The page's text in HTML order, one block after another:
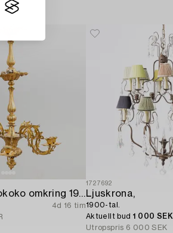
Ljuskrona Nyrokoko omkring 1900.
4d 16 tim
1727692
Ljuskrona,
1900-tal.
Aktuellt bud 1 000 SEK
Utropspris 6 000 SEK